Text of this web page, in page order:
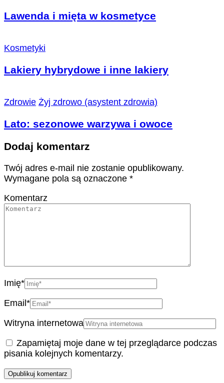
Lawenda i mięta w kosmetyce
Kosmetyki
Lakiery hybrydowe i inne lakiery
Zdrowie Żyj zdrowo (asystent zdrowia)
Lato: sezonowe warzywa i owoce
Dodaj komentarz
Twój adres e-mail nie zostanie opublikowany.
Wymagane pola są oznaczone *
Komentarz
Imię*
Email *
Witryna internetowa
Zapamiętaj moje dane w tej przeglądarce podczas
pisania kolejnych komentarzy.